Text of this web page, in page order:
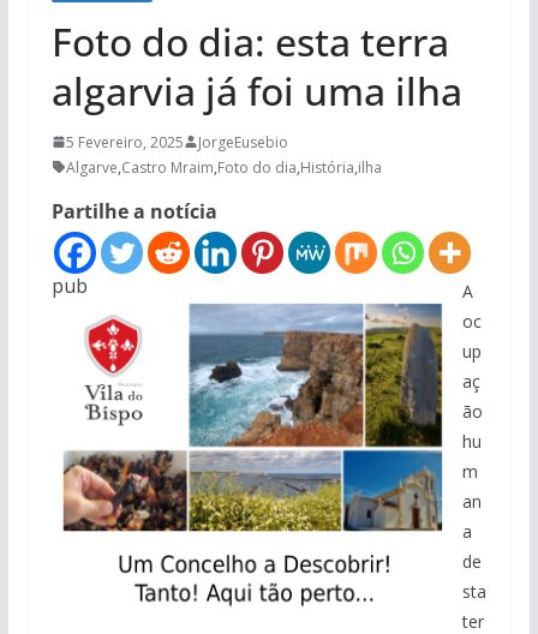
Foto do dia: esta terra
algarvia já foi uma ilha
5 Fevereiro, 2025
JorgeEusebio
Algarve,Castro Mraim,Foto do dia,História,ilha
Partilhe a notícia
pub
A
oc
up
aç
ão
hu
m
an
a
de
sta
ter